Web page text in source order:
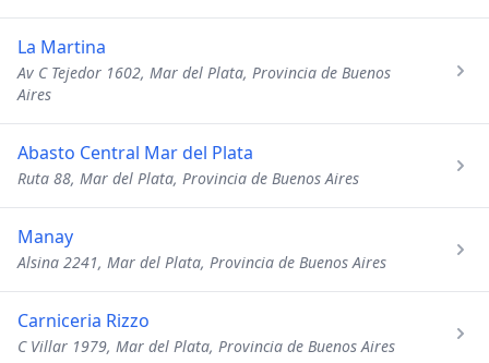
La Martina
Av C Tejedor 1602, Mar del Plata, Provincia de Buenos
Aires
Abasto Central Mar del Plata
Ruta 88, Mar del Plata, Provincia de Buenos Aires
Manay
Alsina 2241, Mar del Plata, Provincia de Buenos Aires
Carniceria Rizzo
C Villar 1979, Mar del Plata, Provincia de Buenos Aires